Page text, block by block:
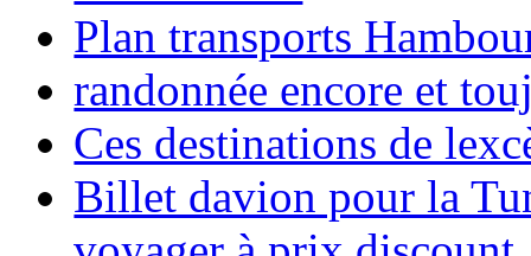
Plan transports
randonnée encore et
Ces destinations de
Billet davion pour la